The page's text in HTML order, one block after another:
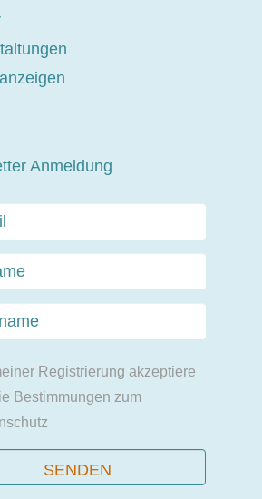
Anmeldung
Registrierung akzeptiere
Bestimmungen zum